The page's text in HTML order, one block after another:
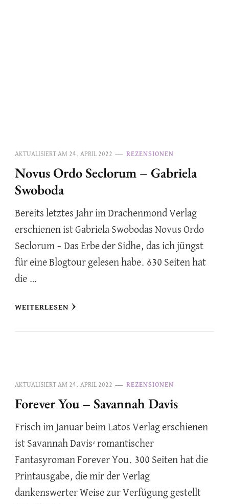
AKTUALISIERT AM 24. APRIL 2022 REZENSIONEN
Novus Ordo Seclorum – Gabriela
Swoboda
Bereits letztes Jahr im Drachenmond Verlag
erschienen ist Gabriela Swobodas Novus Ordo
Seclorum – Das Erbe der Sidhe, das ich jüngst
für eine Blogtour gelesen habe. 630 Seiten hat
die …
WEITERLESEN
AKTUALISIERT AM 24. APRIL 2022 REZENSIONEN
Forever You – Savannah Davis
Frisch im Januar beim Latos Verlag erschienen
ist Savannah Davis‘ romantischer
Fantasyroman Forever You. 300 Seiten hat die
Printausgabe, die mir der Verlag
dankenswerter Weise zur Verfügung gestellt